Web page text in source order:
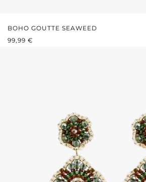
BOHO GOUTTE SEAWEED
PRIX RÉGULIER :
99,99 €